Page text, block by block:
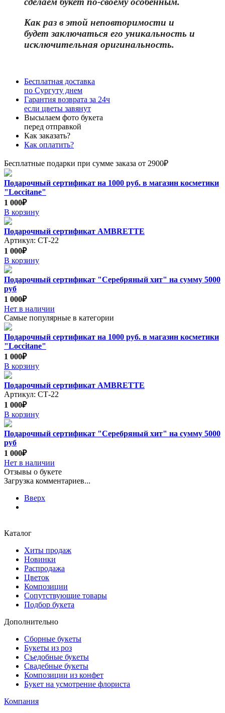
Как раз в этой неповторимости и
будет заключаться его уникальность и
исключительная оригинальность.
Бесплатная доставка
по Сургуту днем
Гарантия возврата за 24ч
если цветы завянут
Высылаем фото букета
перед отправкой
Как заказать?
Как оплатить?
Бесплатные подарки при сумме заказа от 2900₽
Подарочный сертификат на 1000 руб. в магазин косметики
"Loccitane"
1 000₽
В корзину
Подарочный сертификат AMBRETTE
Артикул: СТ-22
1 000₽
В корзину
Подарочный сертификат "Серебряный хит" на сумму 5000
руб
1 000₽
Нет в наличии
Самые популярные в категории
Подарочный сертификат на 1000 руб. в магазин косметики
"Loccitane"
1 000₽
В корзину
Подарочный сертификат AMBRETTE
Артикул: СТ-22
1 000₽
В корзину
Подарочный сертификат "Серебряный хит" на сумму 5000
руб
1 000₽
Нет в наличии
Отзывы о букете
Загрузка комментариев...
Вверх
Каталог
Хиты продаж
Новинки
Распродажа
Цветок
Композиции
Сопутствующие товары
Подбор букета
Дополнительно
Сборные букеты
Букеты из роз
Съедобные букеты
Свадебные букеты
Композиции из конфет
Букет на усмотрение флориста
Компания